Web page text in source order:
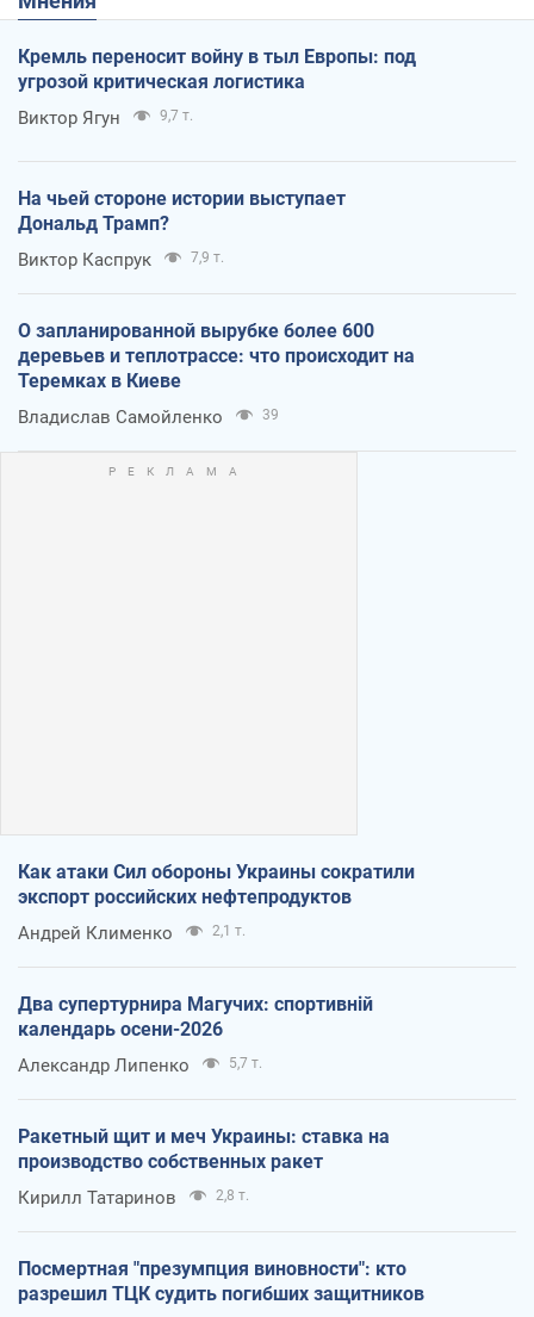
Кремль переносит войну в тыл Европы: под
угрозой критическая логистика
Виктор Ягун 9,7 т.
На чьей стороне истории выступает
Дональд Трамп?
Виктор Каспрук 7,9 т.
О запланированной вырубке более 600
деревьев и теплотрассе: что происходит на
Теремках в Киеве
Владислав Самойленко 39
Как атаки Сил обороны Украины сократили
экспорт российских нефтепродуктов
Андрей Клименко 2,1 т.
Два супертурнира Магучих: спортивній
календарь осени-2026
Александр Липенко 5,7 т.
Ракетный щит и меч Украины: ставка на
производство собственных ракет
Кирилл Татаринов 2,8 т.
Посмертная "презумпция виновности": кто
разрешил ТЦК судить погибших защитников